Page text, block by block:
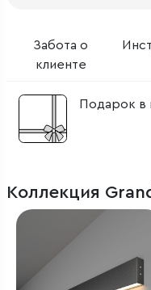
Забота о
клиенте
Подарок в
Коллекция